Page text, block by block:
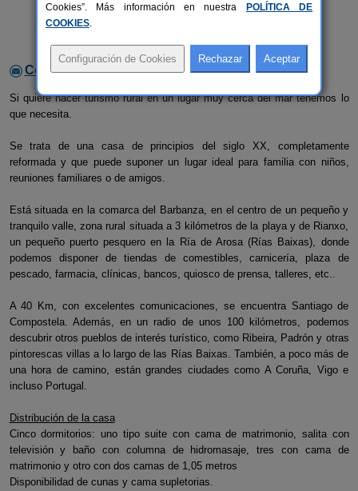
Contactar con el alojamiento
Si quiere hacer turismo rural en un lugar muy cerca del mar tenemos lo
que necesita.
Se trata de una casa de principios del siglo XX, completamente
reformada y que puede suponer un lugar ideal para familia con niños,
reuniones familiares o de amigos.
Está situada en la comarca del Barbanza, en el centro de un pequeño y
tranquilo valle, zona rural situada a 3 kilómetros de la playa y de Rianxo,
un pequeño puerto pesquero en la Ría de Arosa (Rías Baixas), donde
podemos disponer de tiendas de comestibles, carnicería, plaza de
pescado, farmacia, clínicas, bancos, quiosco de prensa, talleres, etc..
A 40 Km, con excelentes comunicaciones, se encuentra Santiago de
Compostela. Además, en un radio de unos 100 kilómetros, podemos
descubrir otros pueblos de interés turístico, como Ribeira, Padrón y otras
pintorescas villas a lo largo de las Rías Baixas. También, a poco más de
una hora de camino, están grandes ciudades como A Coruña, Vigo e
incluso Portugal.
Distribución de la casa
Cinco dormitorios: uno tipo suite con cama de matrimonio, salita con
televisión y baño con columna de hidromasaje, tres con cama de
matrimonio y otro con dos camas de 1,05 metros
Disponibilidad de cunas y cama supletorias.
Cookies”. Más información en nuestra
POLÍTICA DE
COOKIES.